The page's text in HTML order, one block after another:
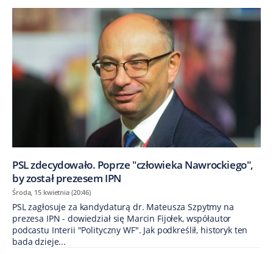
PSL zdecydowało. Poprze "człowieka Nawrockiego",
by został prezesem IPN
Środa, 15 kwietnia (20:46)
PSL zagłosuje za kandydaturą dr. Mateusza Szpytmy na
prezesa IPN - dowiedział się Marcin Fijołek, współautor
podcastu Interii "Polityczny WF". Jak podkreślił, historyk ten
bada dzieje...